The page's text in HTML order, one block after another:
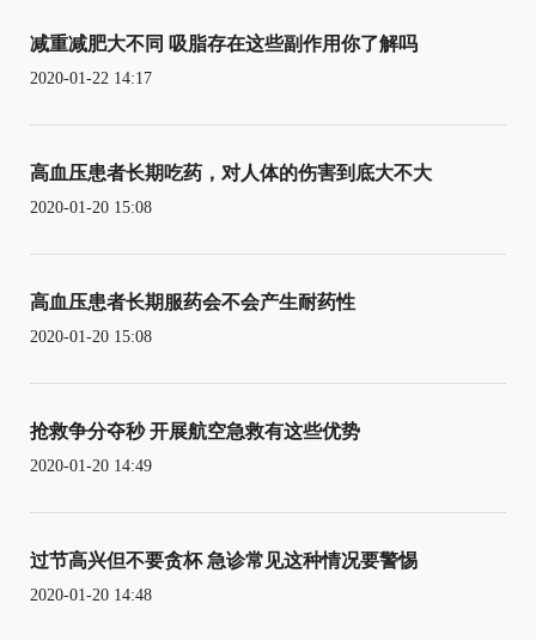
减重减肥大不同 吸脂存在这些副作用你了解吗
2020-01-22 14:17
高血压患者长期吃药，对人体的伤害到底大不大
2020-01-20 15:08
高血压患者长期服药会不会产生耐药性
2020-01-20 15:08
抢救争分夺秒 开展航空急救有这些优势
2020-01-20 14:49
过节高兴但不要贪杯 急诊常见这种情况要警惕
2020-01-20 14:48